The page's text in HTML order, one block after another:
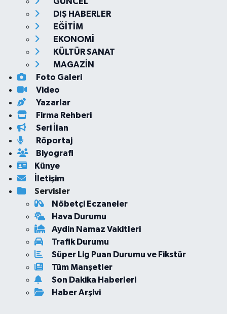
DIŞ HABERLER
EĞİTİM
EKONOMİ
KÜLTÜR SANAT
MAGAZİN
Foto Galeri
Video
Yazarlar
Firma Rehberi
Seri İlan
Röportaj
Biyografi
Künye
İletişim
Servisler
Nöbetçi Eczaneler
Hava Durumu
Aydin Namaz Vakitleri
Trafik Durumu
Süper Lig Puan Durumu ve Fikstür
Tüm Manşetler
Son Dakika Haberleri
Haber Arşivi